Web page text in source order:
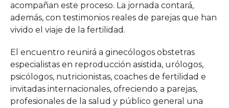
acompañan este proceso. La jornada contará,
además, con testimonios reales de parejas que han
vivido el viaje de la fertilidad.
El encuentro reunirá a ginecólogos obstetras
especialistas en reproducción asistida, urólogos,
psicólogos, nutricionistas, coaches de fertilidad e
invitadas internacionales, ofreciendo a parejas,
profesionales de la salud y público general una